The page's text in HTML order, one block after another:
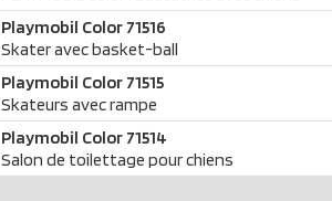
Playmobil Color 71516
Skater avec basket-ball
Playmobil Color 71515
Skateurs avec rampe
Playmobil Color 71514
Salon de toilettage pour chiens